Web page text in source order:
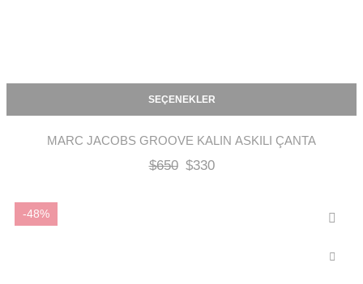
SEÇENEKLER
MARC JACOBS GROOVE KALIN ASKILI ÇANTA
$650 $330
-48%